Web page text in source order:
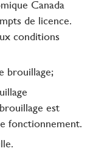
Canada
de licence.
conditions
brouillage;
est
fonctionnement.